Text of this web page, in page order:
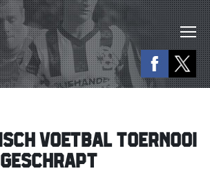
VOETBAL TOERNOOI